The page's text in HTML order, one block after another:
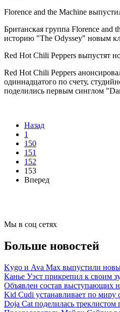
Florence and the Machine
Британская группа Florence and
историю "The Odyssey" новым
Red Hot Chili Peppers выпустят
Red Hot Chili Peppers
одиннадцатого по счету,
поделились первым синглом
Назад
1
150
151
152
153
Вперед
Мы в соц сетях
Больше новостей
Kygo и Ava Max выпустили
Канье Уэст прикрепил к своим
Объявлен состав выступающих
Kid Cudi устанавливает по миру
Doja Cat поделилась